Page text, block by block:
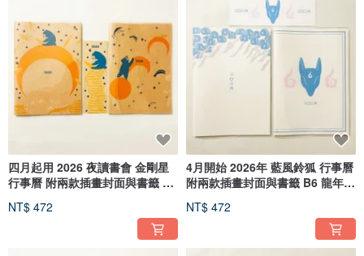
四月起用 2026 夜讀書會 金剛星
行事曆 附兩款插畫封面與書籤 B6
NT$ 472
4月開始 2026年 藍風鈴狐 行事曆
附兩款插畫封面與書籤 B6 龍年
狐狸 動物
NT$ 472